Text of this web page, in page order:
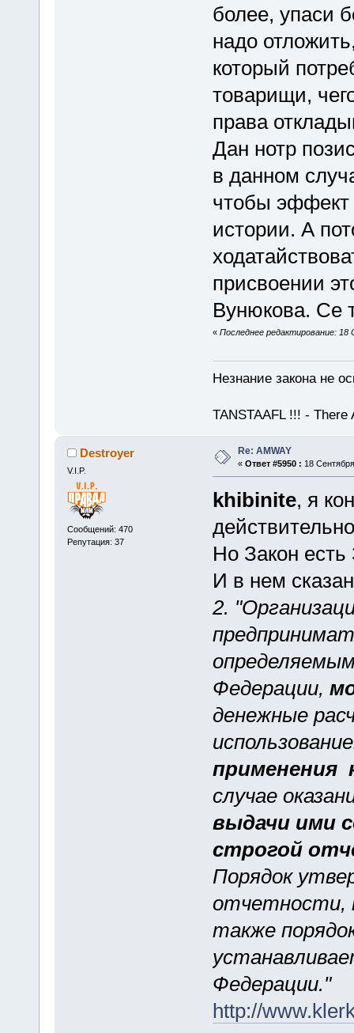
более, упаси
надо
который
товарищи,
права
Дан нотр
в данном
чтобы эффект
истории. А
присвоении
Вунюкова. Се
« Последнее редактирование:
Незнание закона не
TANSTAAFL !!! - There
Destroyer
V.I.P.
Сообщений: 470
Репутация: 37
Re: AMWAY
« Ответ #5950 : 18
khibinite, я
Но Закон есть
И в нем
2.
Федерации,
денежные
применения
случае
выдачи ими
строгой
Порядок
отчетности,
также
Федерации."
http://